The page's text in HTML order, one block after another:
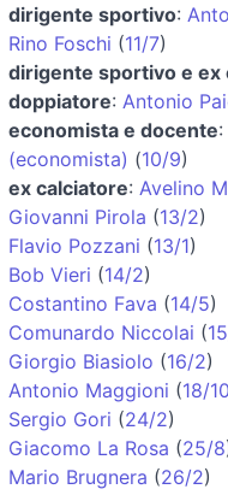
dirigente sportivo:
Rino Foschi (11/7)
dirigente sportivo e ex
doppiatore: Antonio
economista e docente:
(economista) (10/9)
ex calciatore: Avelino
Giovanni Pirola (13/2)
Flavio Pozzani (13/1)
Bob Vieri (14/2)
Costantino Fava (14/5)
Comunardo Niccolai (
Giorgio Biasiolo (16/2)
Antonio Maggioni (18/10
Sergio Gori (24/2)
Giacomo La Rosa (25/8
Mario Brugnera (26/2)